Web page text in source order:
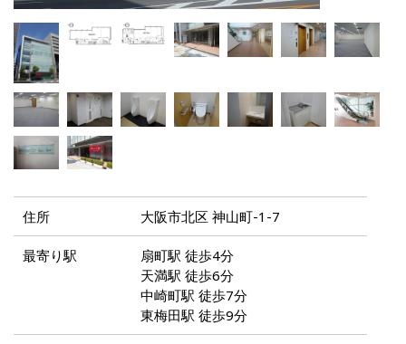
住所 大阪市北区 神山町-1-7
最寄り駅
扇町駅 徒歩4分
天満駅 徒歩6分
中崎町駅 徒歩7分
東梅田駅 徒歩9分